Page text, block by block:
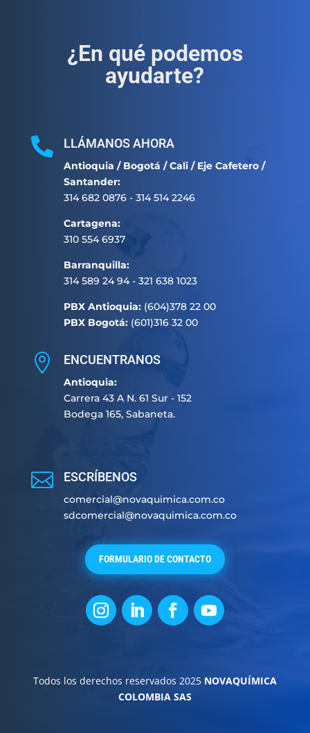
¿En qué podemos
ayudarte?
 LLÁMANOS AHORA
Antioquia / Bogotá / Cali / Eje Cafetero /
Santander:
314 682 0876 - 314 514 2246
Cartagena:
310 554 6937
Barranquilla:
314 589 24 94 - 321 638 1023
PBX Antioquia:(604)378 22 00
PBX Bogotá:(601)316 32 00
 ENCUENTRANOS
Antioquia:
Carrera 43 A N. 61 Sur - 152
Bodega 165, Sabaneta.
 ESCRÍBENOS
comercial@novaquimica.com.co
sdcomercial@novaquimica.com.co
FORMULARIO DE CONTACTO
Todos los derechos reservados 2025 NOVAQUÍMICA
COLOMBIA SAS